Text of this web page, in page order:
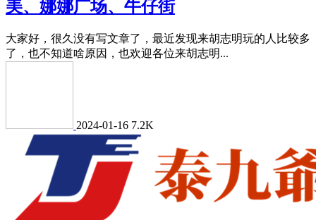
美、娜娜广场、牛仔街
大家好，很久没有写文章了，最近发现来胡志明玩的人比较多
了，也不知道啥原因，也欢迎各位来胡志明...
2024-01-16 7.2K